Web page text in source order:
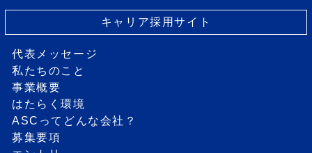
キャリア採用サイト
代表メッセージ
私たちのこと
事業概要
はたらく環境
ASCってどんな会社？
募集要項